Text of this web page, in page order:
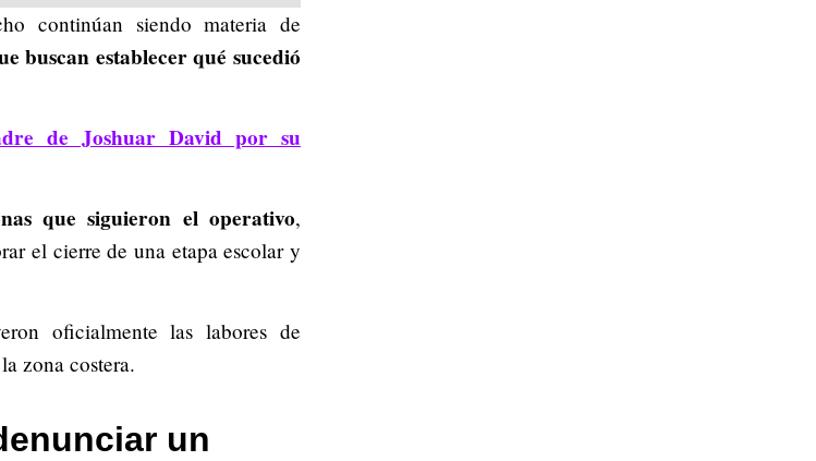
continúan siendo materia de
buscan establecer qué sucedió
de Joshuar David por su
que siguieron el operativo,
el cierre de una etapa escolar y
oficialmente las labores de
zona costera.
un